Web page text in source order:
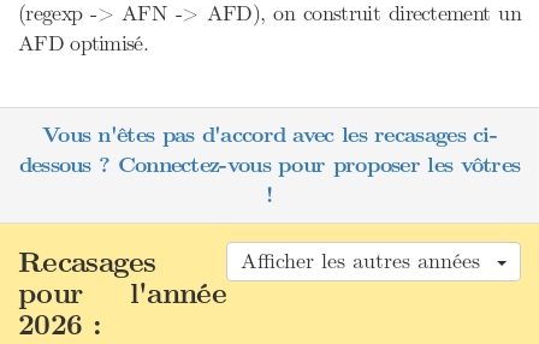
(regexp -> AFN -> AFD), on construit directement un
AFD optimisé.
Vous n'êtes pas d'accord avec les recasages ci-
dessous ? Connectez-vous pour proposer les vôtres
!
Afficher les autres années
Recasages
pour l'année
2026 :